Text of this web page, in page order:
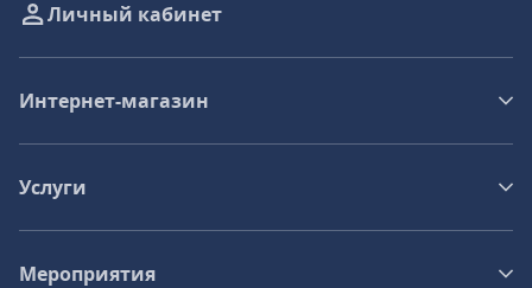
Личный кабинет
Интернет-магазин
Услуги
Мероприятия